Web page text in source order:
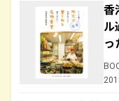
香
ル
っ